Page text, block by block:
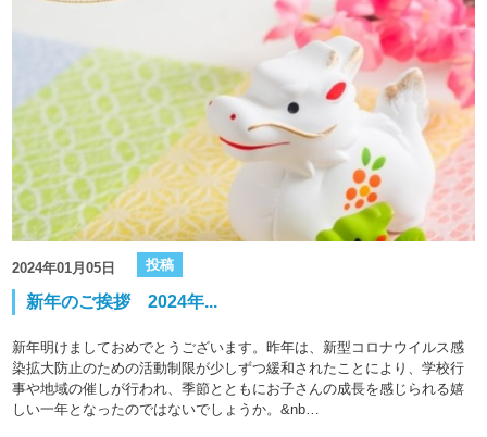
2024年01月05日 投稿
新年のご挨拶 2024年...
新年明けましておめでとうございます。昨年は、新型コロナウイルス感
染拡大防止のための活動制限が少しずつ緩和されたことにより、学校行
事や地域の催しが行われ、季節とともにお子さんの成長を感じられる嬉
しい一年となったのではないでしょうか。&nb…